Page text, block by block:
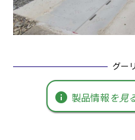
グー
info 製品情報を見